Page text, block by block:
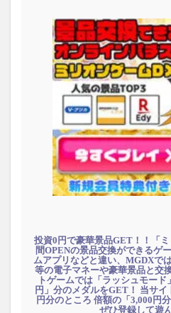
投資0円で豪華景品GET！！「
間OPENの景品交換ができるゲ
ムアプリなどと違い、MGDXで
等の電子マネーや豪華景品と交
トゲームでは「ラッシュモー
円」分のメダルをGET！ 当サ
円分のところ 倍額の「3,000円
ぜひ登録して遊